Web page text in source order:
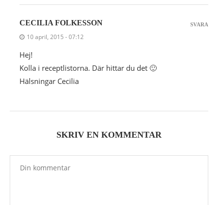
CECILIA FOLKESSON
10 april, 2015 - 07:12
Hej!
Kolla i receptlistorna. Där hittar du det 🙂
Hälsningar Cecilia
SVARA
SKRIV EN KOMMENTAR